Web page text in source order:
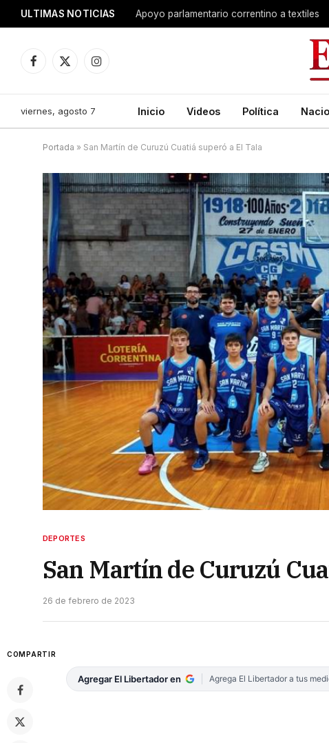
ULTIMAS NOTICIAS Apoyo parlamentario correntino a textiles
Facebook
X
Instagram
viernes, agosto 7 Inicio Videos Política
Portada » San Martín de Curuzú Cuatiá superó a El Tala
DEPORTES
San Martín de Curuzú
26 de febrero de 2023
COMPARTIR
Agregar El Libertador en Agrega El Libertador a tus